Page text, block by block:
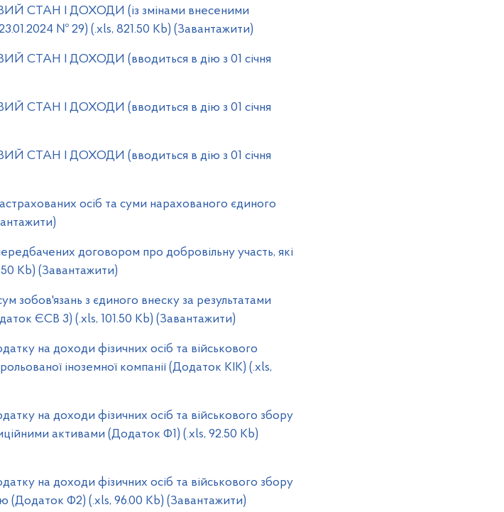
І ДОХОДИ (із змінами внесеними
№ 29) (.xls, 821.50 Kb) (Завантажити)
І ДОХОДИ (вводиться в дію з 01 січня
І ДОХОДИ (вводиться в дію з 01 січня
І ДОХОДИ (вводиться в дію з 01 січня
осіб та суми нарахованого єдиного
договором про добровільну участь, які
Kb) (Завантажити)
з єдиного внеску за результатами
ЄСВ 3) (.xls, 101.50 Kb) (Завантажити)
на доходи фізичних осіб та військового
іноземної компанії (Додаток КІК) (.xls,
на доходи фізичних осіб та військового збору
активами (Додаток Ф1) (.xls, 92.50 Kb)
на доходи фізичних осіб та військового збору
(Додаток Ф2) (.xls, 96.00 Kb) (Завантажити)